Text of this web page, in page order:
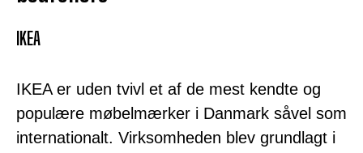
IKEA
IKEA er uden tvivl et af de mest kendte og
populære møbelmærker i Danmark såvel som
internationalt. Virksomheden blev grundlagt i